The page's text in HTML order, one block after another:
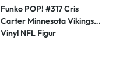
Funko POP! #317 Cris
Carter Minnesota Vikings
Vinyl NFL Figur